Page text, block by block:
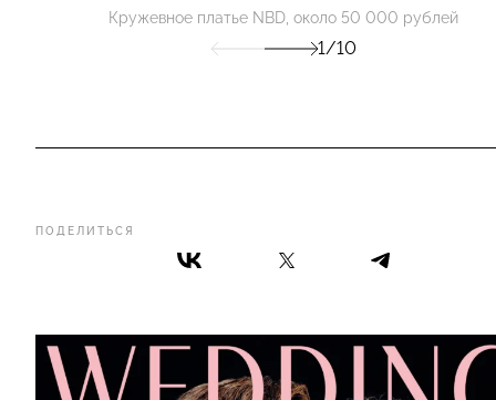
ПОДЕЛИТЬСЯ
Кружевное платье NBD, около 50 000 рублей
1/10